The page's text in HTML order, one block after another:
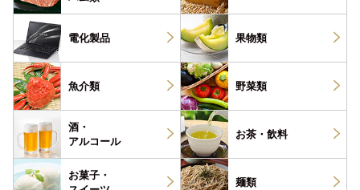
電化製品 果物類
魚介類 野菜類
酒・
アルコール
お茶・ 飲料
お菓子・
麺類